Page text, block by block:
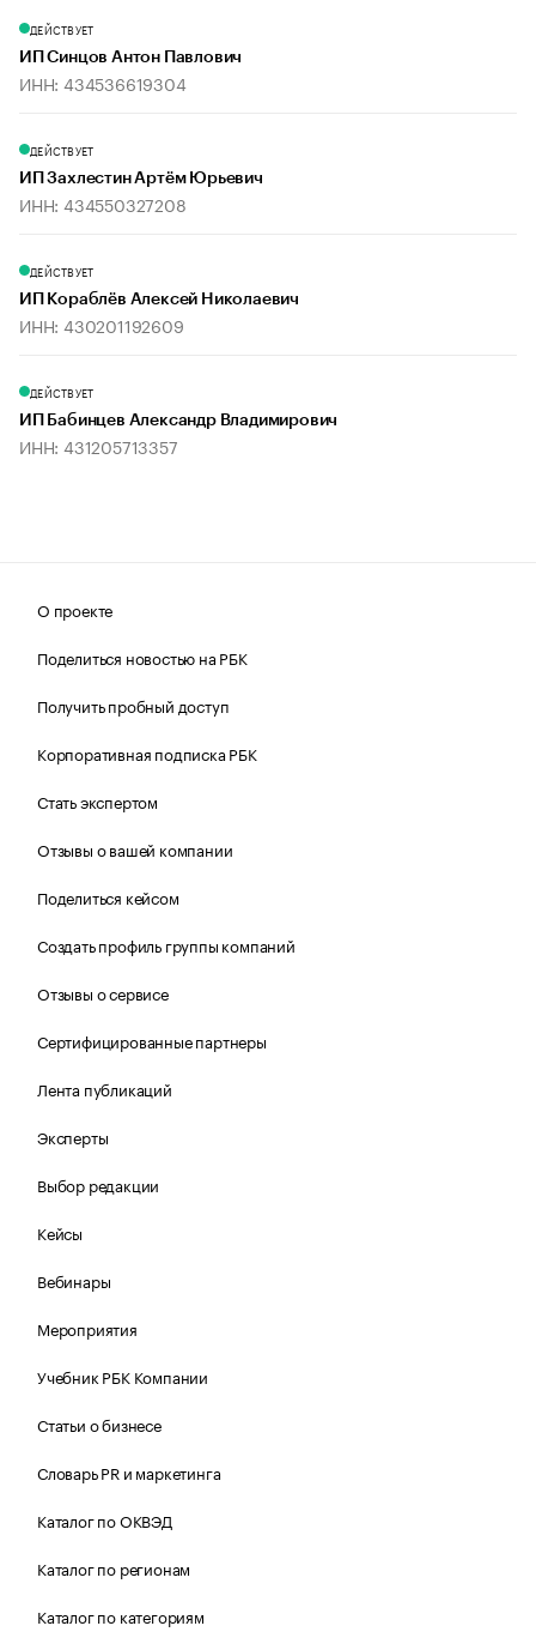
ДЕЙСТВУЕТ
ИП Синцов Антон Павлович
ИНН: 434536619304
ДЕЙСТВУЕТ
ИП Захлестин Артём Юрьевич
ИНН: 434550327208
ДЕЙСТВУЕТ
ИП Кораблёв Алексей Николаевич
ИНН: 430201192609
ДЕЙСТВУЕТ
ИП Бабинцев Александр Владимирович
ИНН: 431205713357
О проекте
Поделиться новостью на РБК
Получить пробный доступ
Корпоративная подписка РБК
Стать экспертом
Отзывы о вашей компании
Поделиться кейсом
Создать профиль группы компаний
Отзывы о сервисе
Сертифицированные партнеры
Лента публикаций
Эксперты
Выбор редакции
Кейсы
Вебинары
Мероприятия
Учебник РБК Компании
Статьи о бизнесе
Словарь PR и маркетинга
Каталог по ОКВЭД
Каталог по регионам
Каталог по категориям